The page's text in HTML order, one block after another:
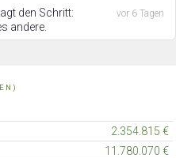
den Schritt:
andere.
vor 6 Tagen
2.354.815 €
11.780.070 €